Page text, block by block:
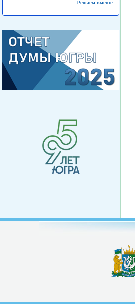
Решаем вместе